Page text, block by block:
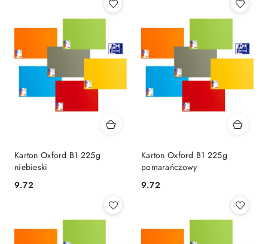
Karton Oxford B1 225g
niebieski
Cena:
9.72
Karton Oxford B1 225g
pomarańczowy
Cena:
9.72